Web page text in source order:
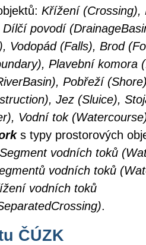
Křížení (Crossing),
povodí
Vodopád (Falls), Brod
Plavební komora
Pobřeží
Jez (Sluice),
Vodní tok
s typy prostorových
vodních toků
vodních toků
vodních toků
.
ČÚZK